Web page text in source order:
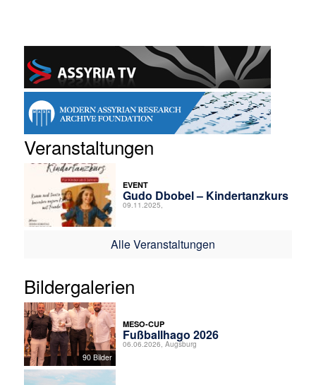
Veranstaltungen
EVENT
Gudo Dbobel – Kindertanzkurs
09.11.2025,
Alle Veranstaltungen
Bildergalerien
90 Bilder
MESO-CUP
Fußballhago 2026
06.06.2026, Augsburg